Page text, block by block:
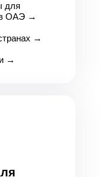
для
в ОАЭ →
→
→